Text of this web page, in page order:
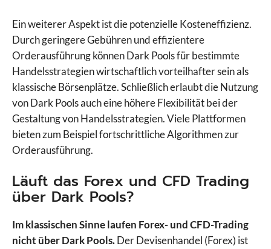
Ein weiterer Aspekt ist die potenzielle Kosteneffizienz.
Durch geringere Gebühren und effizientere
Orderausführung können Dark Pools für bestimmte
Handelsstrategien wirtschaftlich vorteilhafter sein als
klassische Börsenplätze. Schließlich erlaubt die Nutzung
von Dark Pools auch eine höhere Flexibilität bei der
Gestaltung von Handelsstrategien. Viele Plattformen
bieten zum Beispiel fortschrittliche Algorithmen zur
Orderausführung.
Läuft das Forex und CFD Trading
über Dark Pools?
Im klassischen Sinne laufen Forex- und CFD-Trading
nicht über Dark Pools.Der Devisenhandel (Forex) ist